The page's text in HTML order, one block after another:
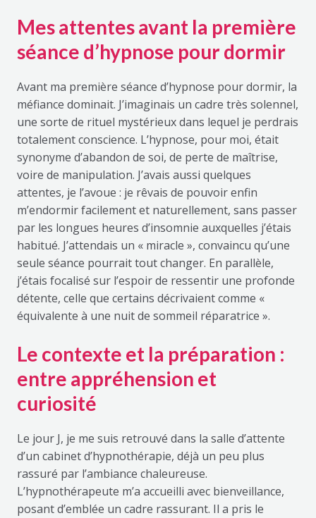
Mes attentes avant la première
séance d’hypnose pour dormir
Avant ma première séance d’hypnose pour dormir, la
méfiance dominait. J’imaginais un cadre très solennel,
une sorte de rituel mystérieux dans lequel je perdrais
totalement conscience. L’hypnose, pour moi, était
synonyme d’abandon de soi, de perte de maîtrise,
voire de manipulation. J’avais aussi quelques
attentes, je l’avoue : je rêvais de pouvoir enfin
m’endormir facilement et naturellement, sans passer
par les longues heures d’insomnie auxquelles j’étais
habitué. J’attendais un « miracle », convaincu qu’une
seule séance pourrait tout changer. En parallèle,
j’étais focalisé sur l’espoir de ressentir une profonde
détente, celle que certains décrivaient comme «
équivalente à une nuit de sommeil réparatrice ».
Le contexte et la préparation :
entre appréhension et
curiosité
Le jour J, je me suis retrouvé dans la salle d’attente
d’un cabinet d’hypnothérapie, déjà un peu plus
rassuré par l’ambiance chaleureuse.
L’hypnothérapeute m’a accueilli avec bienveillance,
posant d’emblée un cadre rassurant. Il a pris le